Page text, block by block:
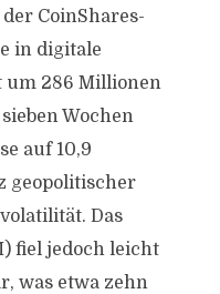
CoinShares-
in digitale
um 286 Millionen
Wochen
auf 10,9
geopolitischer
Das
fiel jedoch leicht
was etwa zehn